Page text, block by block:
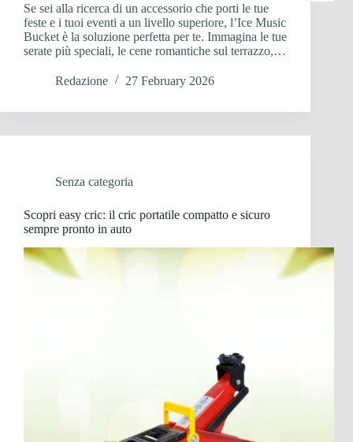
Se sei alla ricerca di un accessorio che porti le tue
feste e i tuoi eventi a un livello superiore, l’Ice Music
Bucket è la soluzione perfetta per te. Immagina le tue
serate più speciali, le cene romantiche sul terrazzo,…
Redazione 27 February 2026
Senza categoria
Scopri easy cric: il cric portatile compatto e sicuro
sempre pronto in auto